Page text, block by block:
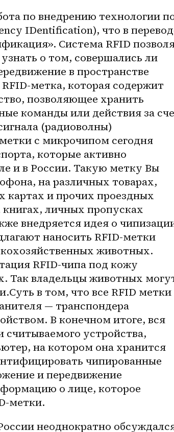
IDentification), что в
Система RFID
о том, совершались ли
в пространстве
метка, которая содержит
позволяющее хранить
команды или действия за
(радиоволны)
с микрочипом сегодня
которые активно
и в России. Такую метку Вы
на различных товарах,
картах и прочих проездных
личных пропусках
внедряется идея о
наносить RFID-метки
животных.
RFID-чипа под кожу
Так владельцы животных
в том, что все RFID метки
— транспондера
В конечном итоге, вся
устройства,
на котором она хранится
чипированные
и передвижение
о лице, которое
метки.